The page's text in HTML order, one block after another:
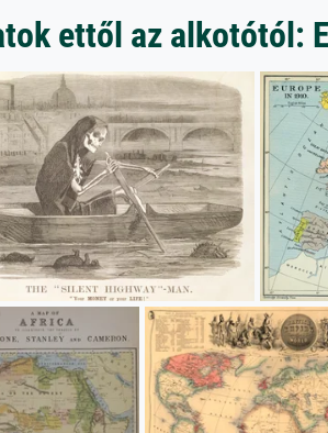
ettől az alkotótól: